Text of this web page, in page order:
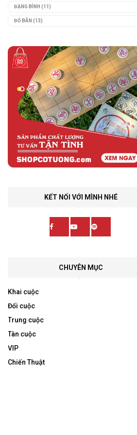
ĐẶNG BÌNH (11)
ĐỖ BÂN (13)
KẾT NỐI VỚI MÌNH NHÉ
CHUYÊN MỤC
Khai cuộc
Đối cuộc
Trung cuộc
Tàn cuộc
VIP
Chiến Thuật